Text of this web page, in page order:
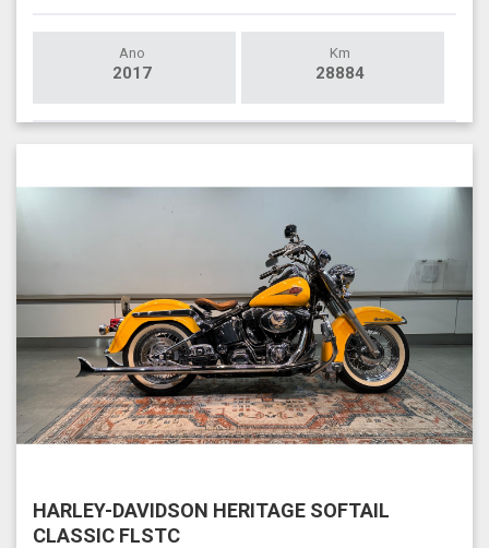
Ano
2017
Km
28884
HARLEY-DAVIDSON HERITAGE SOFTAIL
CLASSIC FLSTC